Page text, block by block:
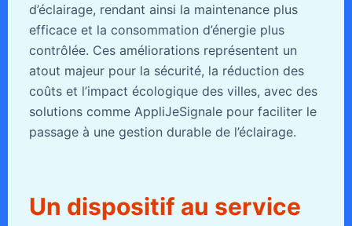
d’éclairage, rendant ainsi la maintenance plus
efficace et la consommation d’énergie plus
contrôlée. Ces améliorations représentent un
atout majeur pour la sécurité, la réduction des
coûts et l’impact écologique des villes, avec des
solutions comme AppliJeSignale pour faciliter le
passage à une gestion durable de l’éclairage.
Un dispositif au service